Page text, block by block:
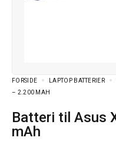
FORSIDE LAPTOP BATTERIER
– 2.200 MAH
Batteri til Asus X450 mfl – 2.200
mAh